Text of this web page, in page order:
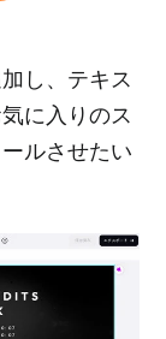
し、テキス
に入りのス
ルさせたい